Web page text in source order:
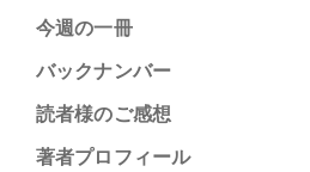
今週の一冊
バックナンバー
読者様のご感想
著者プロフィール